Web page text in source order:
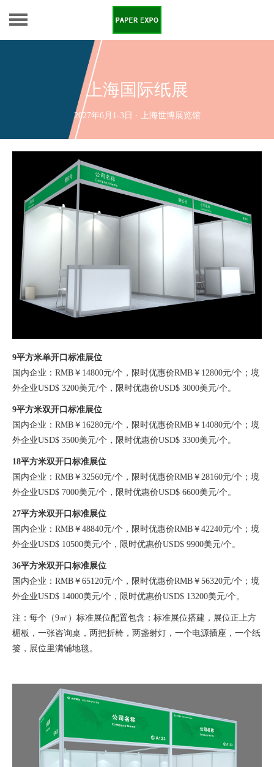
上海国际纸展
2027年6月1-3日 · 上海世博展览馆
9平方米单开口标准展位
国内企业：RMB￥14800元/个，限时优惠价RMB￥12800元/个；境
外企业USD$ 3200美元/个，限时优惠价USD$ 3000美元/个。
9平方米双开口标准展位
国内企业：RMB￥16280元/个，限时优惠价RMB￥14080元/个；境
外企业USD$ 3500美元/个，限时优惠价USD$ 3300美元/个。
18平方米双开口标准展位
国内企业：RMB￥32560元/个，限时优惠价RMB￥28160元/个；境
外企业USD$ 7000美元/个，限时优惠价USD$ 6600美元/个。
27平方米双开口标准展位
国内企业：RMB￥48840元/个，限时优惠价RMB￥42240元/个；境
外企业USD$ 10500美元/个，限时优惠价USD$ 9900美元/个。
36平方米双开口标准展位
国内企业：RMB￥65120元/个，限时优惠价RMB￥56320元/个；境
外企业USD$ 14000美元/个，限时优惠价USD$ 13200美元/个。
注：每个（9㎡）标准展位配置包含：标准展位搭建，展位正上方
楣板，一张咨询桌，两把折椅，两盏射灯，一个电源插座，一个纸
篓，展位里满铺地毯。